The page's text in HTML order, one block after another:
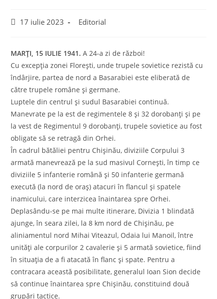
Post17 iulie 2023
Post
Editorial
MARŢI, 15 IULIE 1941. A 24-a zi de război!
Cu excepţia zonei Floreşti, unde trupele sovietice rezistă cu
îndârjire, partea de nord a Basarabiei este eliberată de
către trupele române şi germane.
Luptele din centrul şi sudul Basarabiei continuă.
Manevrate pe la est de regimentele 8 și 32 dorobanți și pe
la vest de Regimentul 9 dorobanți, trupele sovietice au fost
obligate să se retragă din Orhei.
În cadrul bătăliei pentru Chişinău, diviziile Corpului 3
armată manevrează pe la sud masivul Corneşti, în timp ce
diviziile 5 infanterie română şi 50 infanterie germană
execută (la nord de oraş) atacuri în flancul şi spatele
inamicului, care interzicea înaintarea spre Orhei.
Deplasându-se pe mai multe itinerare, Divizia 1 blindată
ajunge, în seara zilei, la 8 km nord de Chişinău, pe
aliniamentul nord Mihai Viteazul, Odaia lui Manoil, între
unităţi ale corpurilor 2 cavalerie şi 5 armată sovietice, fiind
în situaţia de a fi atacată în flanc şi spate. Pentru a
contracara această posibilitate, generalul Ioan Sion decide
să continue înaintarea spre Chişinău, constituind două
grupări tactice.